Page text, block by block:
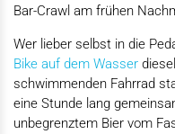
Bar-Crawl am frühen
Wer lieber selbst in die
Bike auf dem Wasser
schwimmenden Fahrrad
eine Stunde lang
unbegrenztem Bier vom